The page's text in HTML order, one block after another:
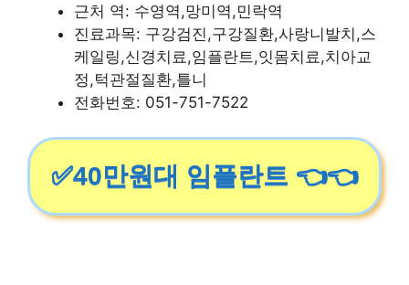
근처 역: 수영역,망미역,민락역
진료과목: 구강검진,구강질환,사랑니발치,스
케일링,신경치료,임플란트,잇몸치료,치아교
정,턱관절질환,틀니
전화번호: 051-751-7522
✅40만원대 임플란트 👈👈